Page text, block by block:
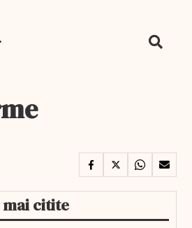
mai citite